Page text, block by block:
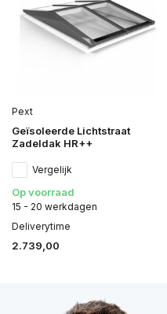
Pext
Geïsoleerde Lichtstraat
Zadeldak HR++
Vergelijk
Op voorraad
15 - 20 werkdagen
Deliverytime
2.739,00